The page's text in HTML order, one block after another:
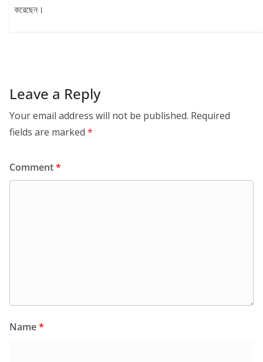
করেছেন।
Leave a Reply
Your email address will not be published. Required
fields are marked *
Comment*
Name*